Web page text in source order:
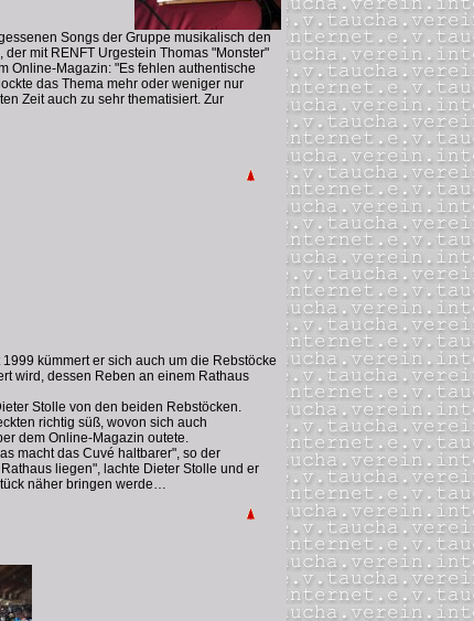
Songs der Gruppe musikalisch den
mit RENFT Urgestein Thomas "Monster"
Online-Magazin: "Es fehlen authentische
das Thema mehr oder weniger nur
Zeit auch zu sehr thematisiert. Zur
kümmert er sich auch um die Rebstöcke
wird, dessen Reben an einem Rathaus
Stolle von den beiden Rebstöcken.
richtig süß, wovon sich auch
dem Online-Magazin outete.
macht das Cuvé haltbarer", so der
Rathaus liegen", lachte Dieter Stolle und er
näher bringen werde…